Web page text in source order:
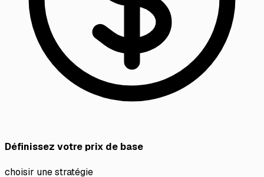
Définissez votre prix de base
choisir une stratégie